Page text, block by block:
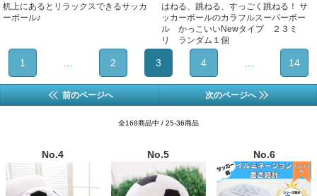
机上にあるとリラックスできるサッカ
ーボール♪
はねる、跳ねる、すっごく跳ねる！ サ
ッカーボールのカラフルスーパーボー
ル かっこいいNewタイプ ２３ミ
リ ランダム１個
1 … 2 3 4 … 14
前のページへ 次のページへ
全168商品中 / 25-36商品
No.4 No.5 No.6